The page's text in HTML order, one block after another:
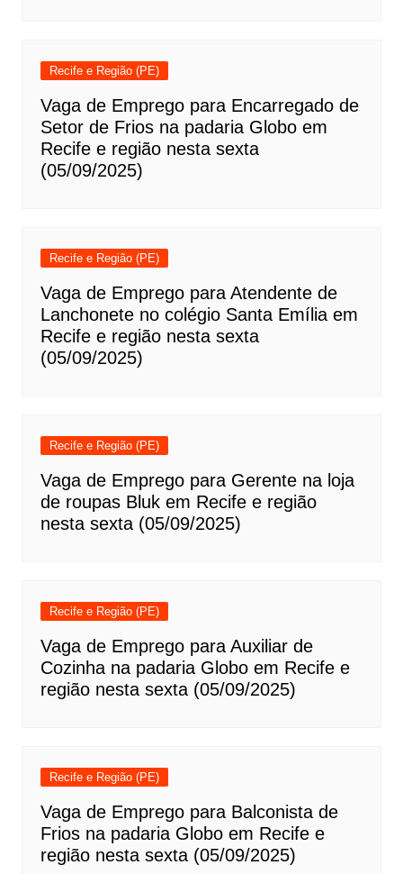
Recife e Região (PE)
Vaga de Emprego para Encarregado de
Setor de Frios na padaria Globo em
Recife e região nesta sexta
(05/09/2025)
Recife e Região (PE)
Vaga de Emprego para Atendente de
Lanchonete no colégio Santa Emília em
Recife e região nesta sexta
(05/09/2025)
Recife e Região (PE)
Vaga de Emprego para Gerente na loja
de roupas Bluk em Recife e região
nesta sexta (05/09/2025)
Recife e Região (PE)
Vaga de Emprego para Auxiliar de
Cozinha na padaria Globo em Recife e
região nesta sexta (05/09/2025)
Recife e Região (PE)
Vaga de Emprego para Balconista de
Frios na padaria Globo em Recife e
região nesta sexta (05/09/2025)